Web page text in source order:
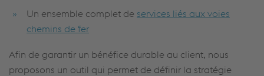
Un ensemble complet de services liés aux voies
chemins de fer
Afin de garantir un bénéfice durable au client, nous
proposons un outil qui permet de définir la stratégie